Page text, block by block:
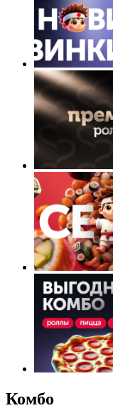
Комбо